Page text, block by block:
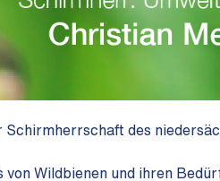
des
von Wildbienen und ihren